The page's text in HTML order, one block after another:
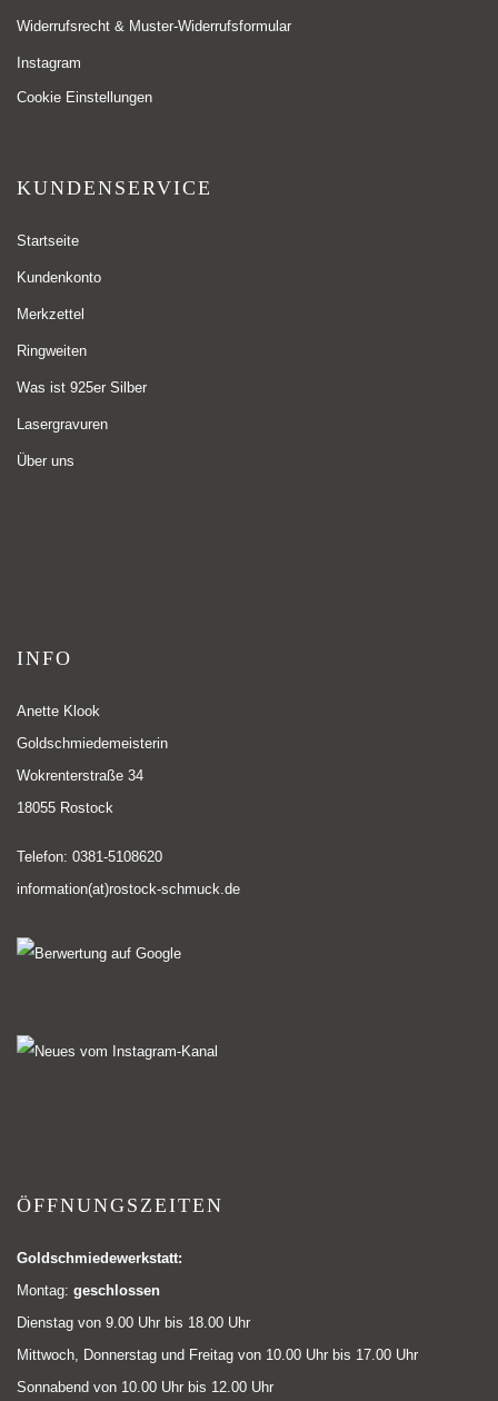
Widerrufsrecht & Muster-Widerrufsformular
Instagram
Cookie Einstellungen
KUNDENSERVICE
Startseite
Kundenkonto
Merkzettel
Ringweiten
Was ist 925er Silber
Lasergravuren
Über uns
INFO
Anette Klook
Goldschmiedemeisterin
Wokrenterstraße 34
18055 Rostock
Telefon: 0381-5108620
information(at)rostock-schmuck.de
ÖFFNUNGSZEITEN
Goldschmiedewerkstatt:
Montag: geschlossen
Dienstag von 9.00 Uhr bis 18.00 Uhr
Mittwoch, Donnerstag und Freitag von 10.00 Uhr bis 17.00 Uhr
Sonnabend von 10.00 Uhr bis 12.00 Uhr